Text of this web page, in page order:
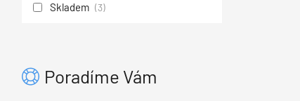
Skladem (3)
Poradíme Vám